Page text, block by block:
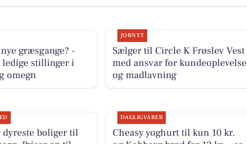
græsgange? -
ledige stillinger i
omegn
JOBNYT
Sælger til Circle K Frøslev Vest
med ansvar for kundeoplevelse
og madlavning
dyreste boliger til
DAGLIGVARER
Cheasy yoghurt til kun 10 kr.